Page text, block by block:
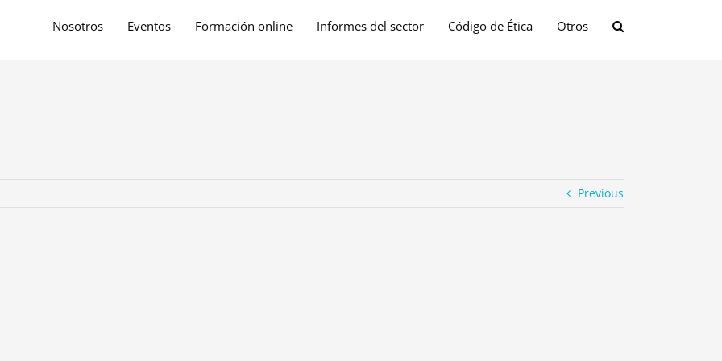
Nosotros Eventos Formación online Informes del sector Código de Ética Otros
Previous